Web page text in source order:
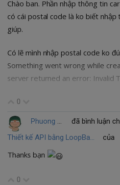
Chào ban. Phần nhập thông tin
có cái postal code là ko biết
giúp.
Có lẽ mình nhập postal code ko
Something went wrong while
server returned an error: Invalid
0
Phuong Nguyen
đã bình luận
Thiết kế API bằng LoopBack (NodeJS) ~ P2
của
Thanks bạn
0